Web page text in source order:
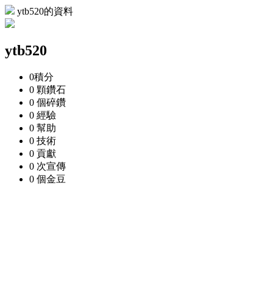
ytb520的資料
ytb520
0積分
0 顆鑽石
0 個碎鑽
0 經驗
0 幫助
0 技術
0 貢獻
0 次宣傳
0 個金豆